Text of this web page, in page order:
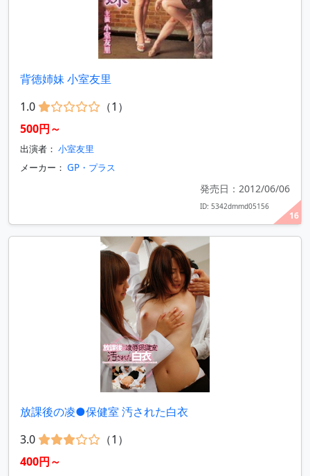
16
背徳姉妹 小室友里
1.0
（1）
500円～
出演者： 小室友里
メーカー： GP・プラス
発売日：2012/06/06
ID: 5342dmmd05156
放課後の凌●保健室 汚された白衣
3.0
（1）
400円～